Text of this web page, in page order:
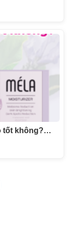
tốt không?…